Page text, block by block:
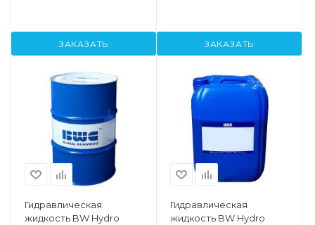
ЗАКАЗАТЬ ЗАКАЗАТЬ
Гидравлическая
жидкость BW Hydro
Гидравлическая
жидкость BW Hydro